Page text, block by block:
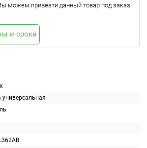
универсальная
можем привезти данный товар под заказ.
и сроки